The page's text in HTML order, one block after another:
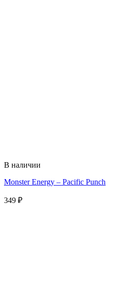
В наличии
Monster Energy – Pacific Punch
349 ₽